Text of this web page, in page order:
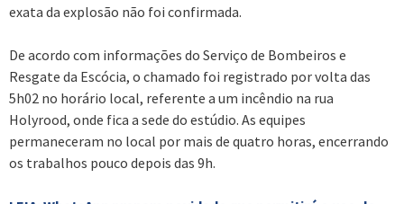
exata da explosão não foi confirmada.
De acordo com informações do Serviço de Bombeiros e
Resgate da Escócia, o chamado foi registrado por volta das
5h02 no horário local, referente a um incêndio na rua
Holyrood, onde fica a sede do estúdio. As equipes
permaneceram no local por mais de quatro horas, encerrando
os trabalhos pouco depois das 9h.